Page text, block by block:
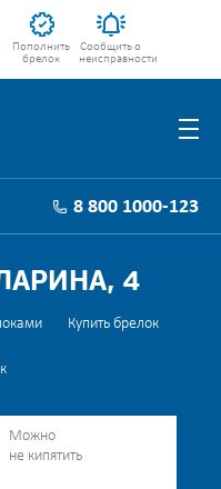
Пополнить
брелок
Сообщить о
неисправности
8 800 1000-123
4
Купить брелок
Можно
не кипятить